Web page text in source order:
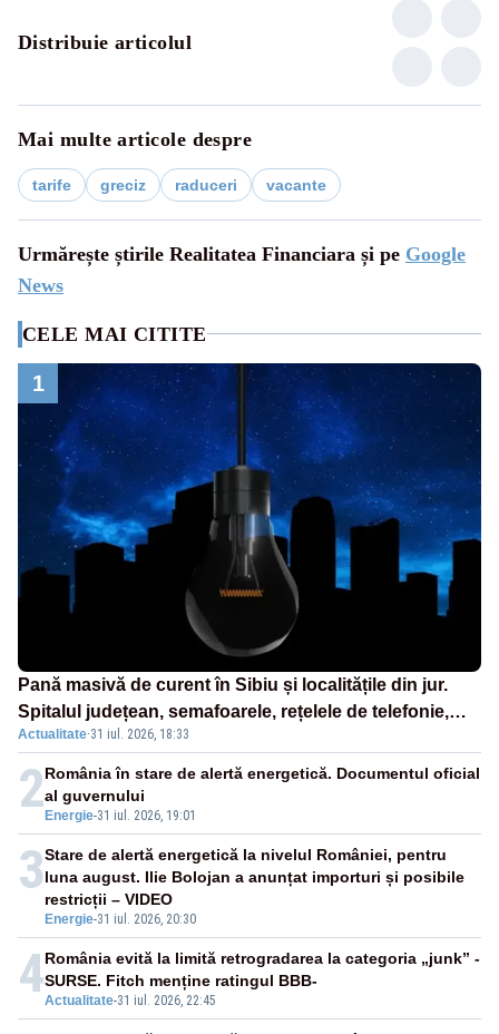
Distribuie articolul
Mai multe articole despre
tarife greciz raduceri vacante
Urmărește știrile Realitatea Financiara și pe Google
News
CELE MAI CITITE
1
Pană masivă de curent în Sibiu și localitățile din jur.
Spitalul județean, semafoarele, rețelele de telefonie,
grav afectate
Actualitate·31 iul. 2026, 18:33
2 Energie-31 iul. 2026, 19:01
România în stare de alertă energetică. Documentul oficial
al guvernului
3
Energie-31 iul. 2026, 20:30
Stare de alertă energetică la nivelul României, pentru
luna august. Ilie Bolojan a anunțat importuri și posibile
restricții – VIDEO
4Actualitate-31 iul. 2026, 22:45
România evită la limită retrogradarea la categoria „junk” -
SURSE. Fitch menține ratingul BBB-